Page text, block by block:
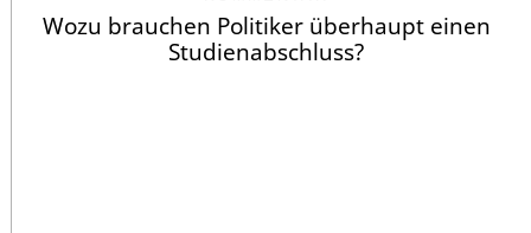
Wozu brauchen Politiker überhaupt einen
Studienabschluss?